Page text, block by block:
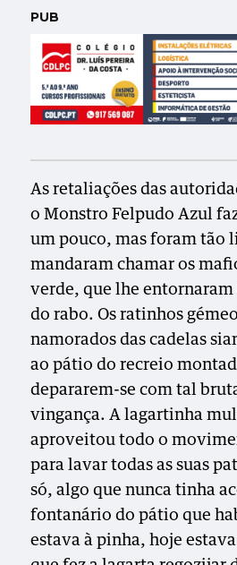
PUB
As retaliações das
o Monstro Felpudo Azul
um pouco, mas foram tão
mandaram chamar os
verde, que lhe entornaram
do rabo. Os ratinhos
namorados das cadelas
ao pátio do recreio
depararem-se com tal
vingança. A lagartinha
aproveitou todo o
para lavar todas as suas
só, algo que nunca tinha
fontanário do pátio que
estava à pinha, hoje